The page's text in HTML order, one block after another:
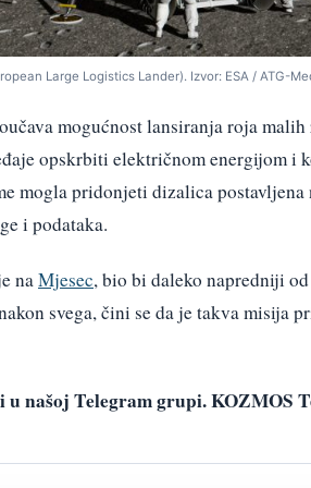
Large Logistics Lander). Izvor: ESA / ATG-
mogućnost lansiranja roja
opskrbiti električnom energijom i
mogla pridonjeti dizalica
i podataka.
naMjesec, bio bi daleko napredniji
svega, čini se da je takva misija
našoj Telegram grupi. KOZMOS